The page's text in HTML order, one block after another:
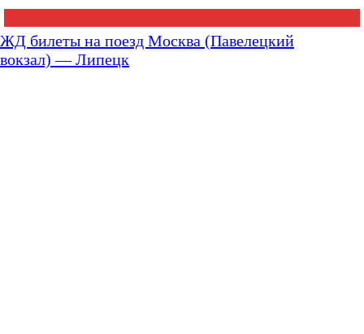
ЖД билеты на поезд Москва (Павелецкий
вокзал) — Липецк